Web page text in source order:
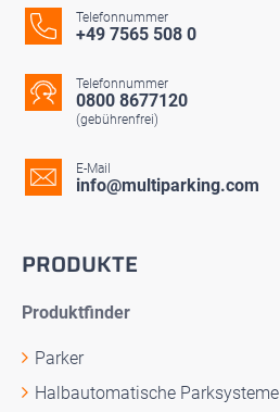
Telefonnummer
+49 7565 508 0
Telefonnummer
0800 8677120
(gebührenfrei)
E-Mail
info@multiparking.com
PRODUKTE
Produktfinder
Parker
Halbautomatische Parksysteme